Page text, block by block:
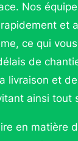
Nos
et
ce qui
de
livraison et
ainsi tout
en matière